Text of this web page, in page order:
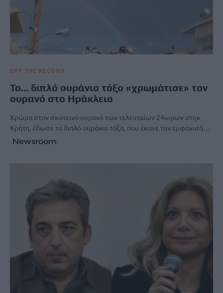
OFF THE RECORD
Το… διπλό ουράνιο τόξο «χρωμάτισε» τον
ουρανό στο Ηράκλειο
Χρώμα στον σκοτεινό ουρανό των τελευταίων 24ωρων στην
Κρήτη, έδωσε το διπλό ουράνιο τόξο, που έκανε την εμφάνισή…
Newsroom